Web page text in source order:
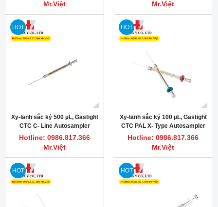
Mr.Việt
Mr.Việt
HOT
Xy-lanh sắc ký 500 µL, Gastight
CTC C- Line Autosampler
Syringe (7.9 mm), PN: 203349
Hotline: 0986.817.366
Mr.Việt
HOT
Xy-lanh sắc ký 100 µL, Gastight
CTC PAL X- Type Autosampler
Syringe (6.6 mm), PN: 204452
Hotline: 0986.817.366
Mr.Việt
HOT HOT